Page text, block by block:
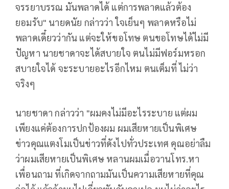
จรรยาบรรณ มันพลาดได้ แต่การพลาดแล้วต้อง
ยอมรับ" นายดนัย กล่าวว่า ใจเย็นๆ พลาดหรือไม่
พลาดเดี๋ยวว่ากัน แต่จะให้ขอโทษ ตนขอโทษได้ไม่มี
ปัญหา นายชาดาจะได้สบายใจ ตนไม่มีฟอร์มหรอก
สบายใจได้ จะระบายอะไรอีกไหม ตนเต็มที่ ไม่ว่า
จริงๆ
นายชาดา กล่าวว่า "ผมคงไม่มีอะไรระบาย แต่ผม
เพียงแค่ต้องการปกป้องผม ผมเสียหายเป็นพิเศษ
ข่าวคุณแตงโมเป็นข่าวที่ดังไปทั่วประเทศ คุณอย่าลืม
ว่าผมเสียหายเป็นพิเศษ หลานผมเมื่อวานโทร.หา
เพื่อนถาม ที่เกิดจากถามมันเป็นความเสียหายที่คุณ